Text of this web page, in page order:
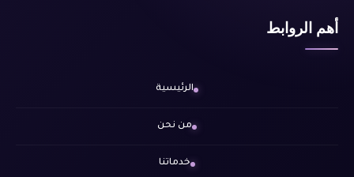
أهم الروابط
الرئيسية
من نحن
خدماتنا